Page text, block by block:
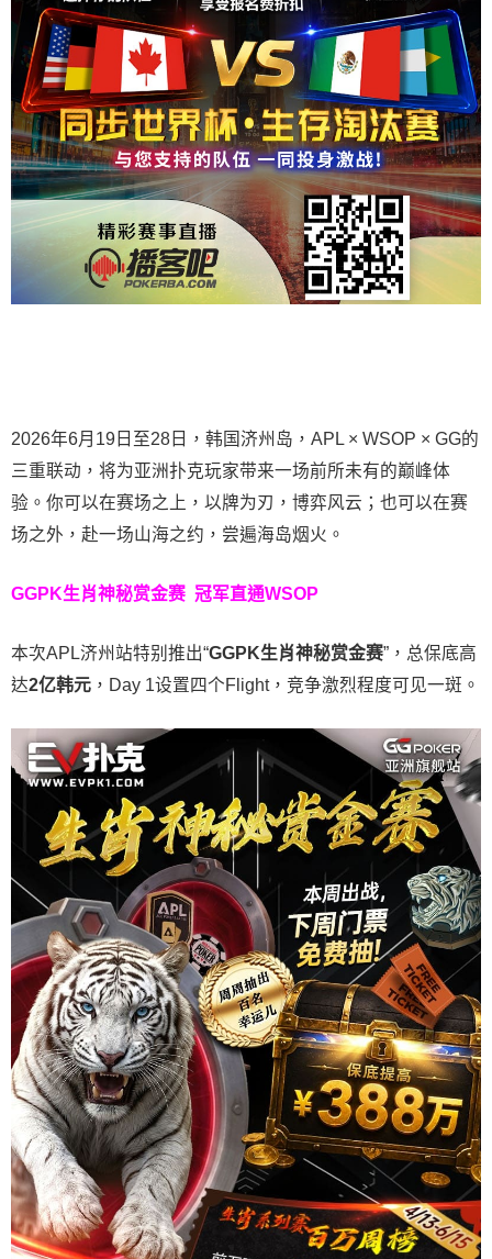
2026年6月19日至28日，韩国济州岛，APL × WSOP × GG的
三重联动，将为亚洲扑克玩家带来一场前所未有的巅峰体
验。 你可以在赛场之上，以牌为刃，博弈风云；也可以在赛
场之外，赴一场山海之约，尝遍海岛烟火。
GGPK生肖神秘赏金赛 冠军直通WSOP
本次APL济州站特别推出“GGPK生肖神秘赏金赛”，总保底高
达2亿韩元 ，Day 1设置四个Flight，竞争激烈程度可见一斑。